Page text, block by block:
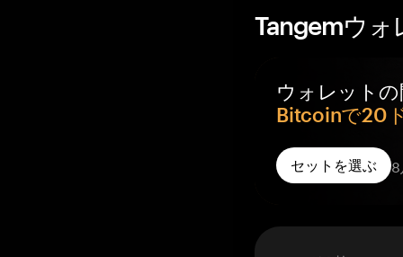
Tangemウォ
ウォレット
Bitcoinで20
ご注文のTangem
Rewardが付き、
ご注文のウォレ
セットを選ぶ 8